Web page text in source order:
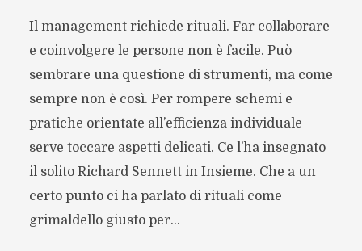
Il management richiede rituali. Far collaborare
e coinvolgere le persone non è facile. Può
sembrare una questione di strumenti, ma come
sempre non è così. Per rompere schemi e
pratiche orientate all’efficienza individuale
serve toccare aspetti delicati. Ce l’ha insegnato
il solito Richard Sennett in Insieme. Che a un
certo punto ci ha parlato di rituali come
grimaldello giusto per...